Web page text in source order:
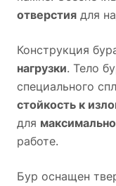
отверстия для
Конструкция
нагрузки. Тело
специального
стойкость к
для
работе.
Бур оснащен